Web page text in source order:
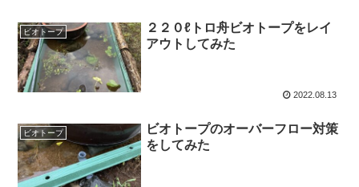
ビオトープ
２２０ℓトロ舟ビオトープをレイ
アウトしてみた
2022.08.13
ビオトープ
ビオトープのオーバーフロー対策
をしてみた